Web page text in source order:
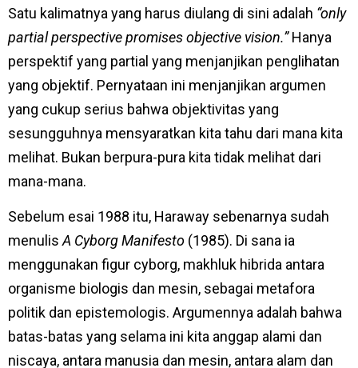
Satu kalimatnya yang harus diulang di sini adalah “only
partial perspective promises objective vision.”Hanya
perspektif yang partial yang menjanjikan penglihatan
yang objektif. Pernyataan ini menjanjikan argumen
yang cukup serius bahwa objektivitas yang
sesungguhnya mensyaratkan kita tahu dari mana kita
melihat. Bukan berpura-pura kita tidak melihat dari
mana-mana.
Sebelum esai 1988 itu, Haraway sebenarnya sudah
menulis A Cyborg Manifesto (1985). Di sana ia
menggunakan figur cyborg, makhluk hibrida antara
organisme biologis dan mesin, sebagai metafora
politik dan epistemologis. Argumennya adalah bahwa
batas-batas yang selama ini kita anggap alami dan
niscaya, antara manusia dan mesin, antara alam dan